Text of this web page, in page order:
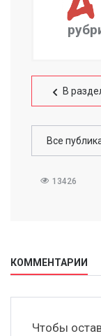
В
Все
13426
КОММЕНТАРИИ
Чтобы